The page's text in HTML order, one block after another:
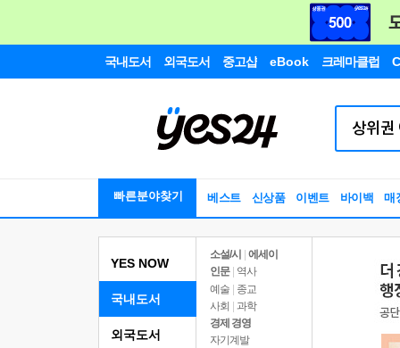
국내도서 외국도서 중고샵 eBook 크레마클럽
빠른분야찾기 베스트 신상품 이벤트 바이백 매
YES NOW
국내도서
소설/시
에세이
인문
역사
예술 | 종교
사회 | 과학
경제 경영
자기계발
외국도서